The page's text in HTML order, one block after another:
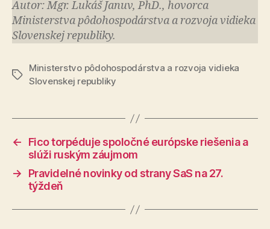
Autor: Mgr. Lukáš Januv, PhD., hovorca
Ministerstva pô­do­hos­po­dár­stva a roz­vo­ja vi­die­ka
Slo­ven­skej re­pub­li­ky.
Značky
Ministerstvo pôdohospodárstva a rozvoja vidieka
Slovenskej republiky
←
Fico torpéduje spoločné európske riešenia a
slúži ruským záujmom
→
Pravidelné novinky od strany SaS na 27.
týždeň